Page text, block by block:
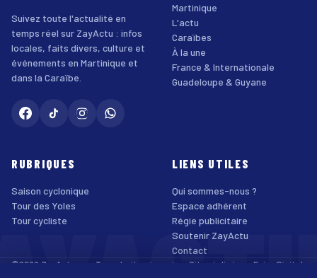
Suivez toute l'actualité en
temps réel sur ZayActu : infos
locales, faits divers, culture et
événements en Martinique et
dans la Caraïbe.
Martinique
L'actu
Caraïbes
À la une
France & Internationale
Guadeloupe & Guyane
RUBRIQUES
Saison cyclonique
Tour des Yoles
Tour cycliste
LIENS UTILES
Qui sommes-nous ?
Espace adhérent
Régie publicitaire
Soutenir ZayActu
Contact
©2026 ZayActu.org. Tous droits réservés. · Site réalisé par Enjoy Digital